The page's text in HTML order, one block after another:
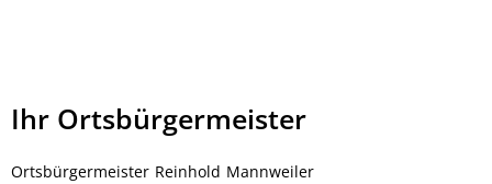
Ihr Ortsbürgermeister
Ortsbürgermeister Reinhold Mannweiler